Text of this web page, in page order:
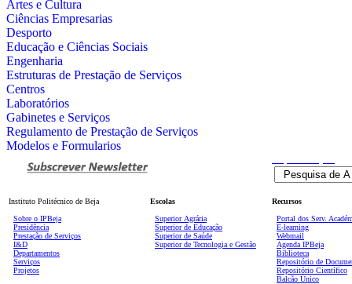
Artes e Cultura
Ciências Empresarias
Desporto
Educação e Ciências Sociais
Engenharia
Estruturas de Prestação de Serviços
Centros
Laboratórios
Gabinetes e Serviços
Regulamento de Prestação de Serviços
Modelos e Formularios
Instituto Politécnico de Beja
Sobre o IPBeja
Presidência
Prestação de Serviços
I&D
Departamentos
Serviços
Projetos
Escolas
Superior Agrária
Superior de Educação
Superior de Saúde
Superior de Tecnologia e Gestão
Recursos
Portal dos Serv.
E-learning
Webmail
Agenda IPBeja
Biblioteca
Repositório de
Repositório Científico
Balcão Único